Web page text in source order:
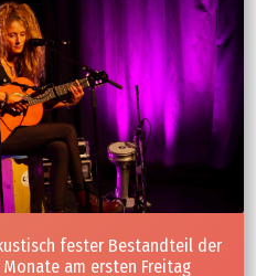
fester Bestandteil der
am ersten Freitag